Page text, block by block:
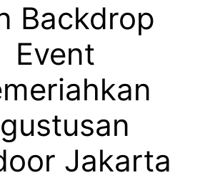
Backdrop
Event
Jakarta